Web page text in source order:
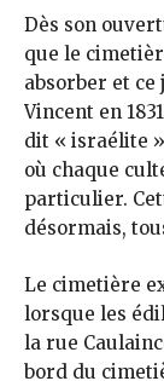
Dès son
que le
absorber et ce
Vincent en
dit « israélite
où chaque
particulier.
désormais,
Le cimetière
lorsque les
la rue
bord du